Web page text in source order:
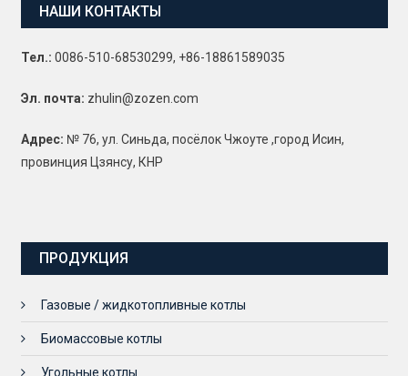
НАШИ КОНТАКТЫ
Тел.: 0086-510-68530299, +86-18861589035
Эл. почта: zhulin@zozen.com
Адрес: № 76, ул. Синьда, посёлок Чжоуте ,город Исин,
провинция Цзянсу, КНР
ПРОДУКЦИЯ
Газовые / жидкотопливные котлы
Биомассовые котлы
Угольные котлы